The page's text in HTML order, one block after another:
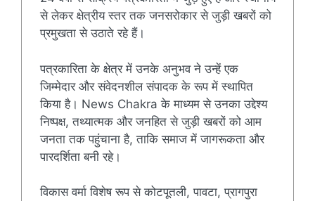
से लेकर क्षेत्रीय स्तर तक जनसरोकार से जुड़ी खबरों को
प्रमुखता से उठाते रहे हैं।
पत्रकारिता के क्षेत्र में उनके अनुभव ने उन्हें एक
जिम्मेदार और संवेदनशील संपादक के रूप में स्थापित
किया है। News Chakra के माध्यम से उनका उद्देश्य
निष्पक्ष, तथ्यात्मक और जनहित से जुड़ी खबरों को आम
जनता तक पहुंचाना है, ताकि समाज में जागरूकता और
पारदर्शिता बनी रहे।
विकास वर्मा विशेष रूप से कोटपूतली, पावटा, प्रागपुरा